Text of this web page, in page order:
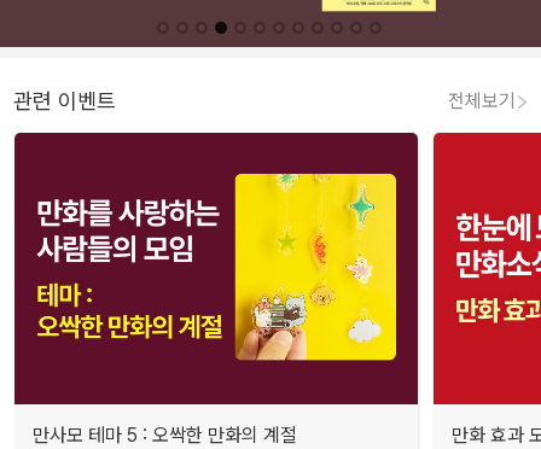
관련 이벤트 전체보기
만사모 테마 5 : 오싹한 만화의 계절
만화 효과